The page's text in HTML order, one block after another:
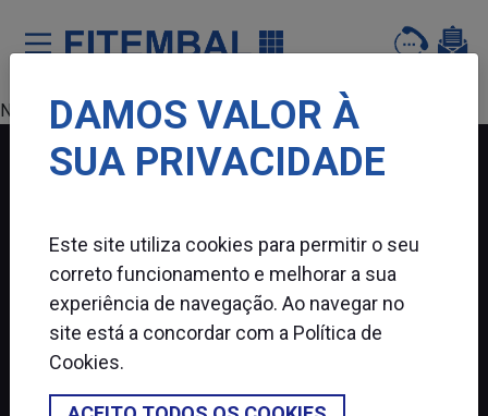
Saltar para o conteï¿½do principal da pï¿½gina
Nenhum produto encontrado.
SIGA-NOS
DAMOS VALOR À
SUA PRIVACIDADE
Este site utiliza cookies para permitir o seu
correto funcionamento e melhorar a sua
experiência de navegação. Ao navegar no
site está a concordar com a Política de
Cookies.